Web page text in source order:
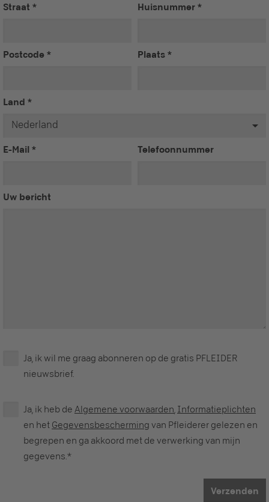
Straat * Huisnummer *
Postcode * Plaats *
Land *
E-Mail * Telefoonnummer
Uw bericht
Ja, ik wil me graag abonneren op de gratis PFLEIDER
nieuwsbrief.
Ja, ik heb de Algemene voorwaarden, Informatieplichten
en het Gegevensbescherming van Pfleiderer gelezen en
begrepen en ga akkoord met de verwerking van mijn
gegevens.*
Verzenden